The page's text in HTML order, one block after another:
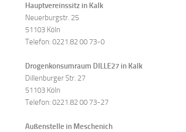
Hauptvereinssitz in Kalk
Neuerburgstr. 25
51103 Köln
Telefon: 0221.82 00 73-0
Drogenkonsumraum DILLE27 in Kalk
Dillenburger Str. 27
51103 Köln
Telefon: 0221.82 00 73-27
Außenstelle in Meschenich